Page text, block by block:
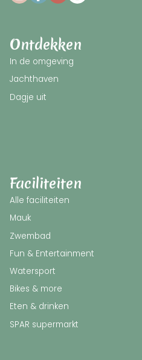
Faciliteiten
Alle faciliteiten
Mauk
Zwembad
Fun & Entertainment
Watersport
Bikes & more
Eten & drinken
SPAR supermarkt
Ontdekken
In de omgeving
Jachthaven
Dagje uit